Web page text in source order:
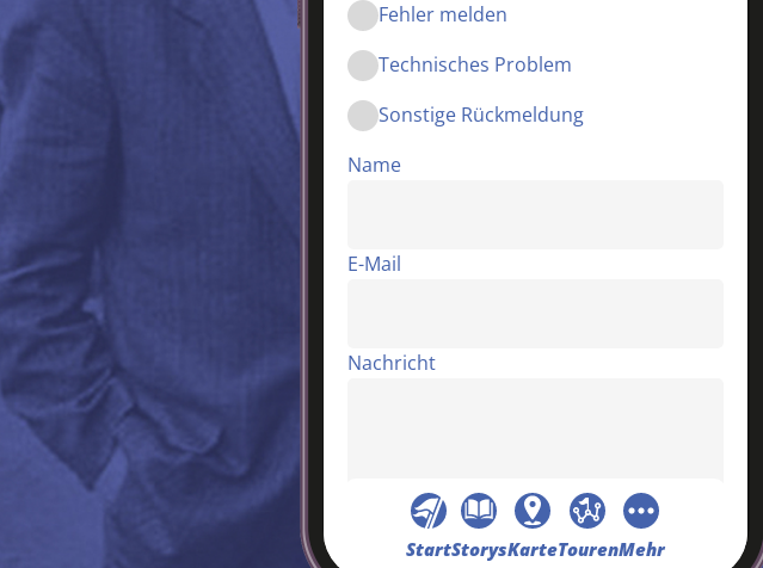
Fehler melden
Technisches Problem
Sonstige Rückmeldung
Name
E-Mail
Nachricht
StartStorysKarteTourenMehr